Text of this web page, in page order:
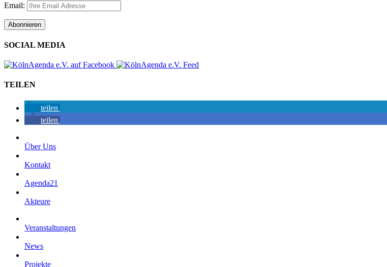
Email:
SOCIAL MEDIA
TEILEN
teilen
teilen
Über Uns
Kontakt
Agenda21
Akteure
Veranstaltungen
News
Projekte